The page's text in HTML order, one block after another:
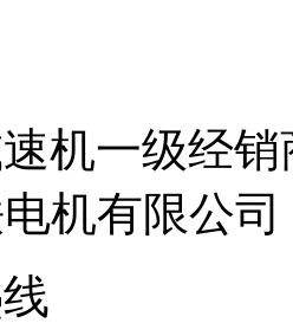
机一级经销
机有限公司